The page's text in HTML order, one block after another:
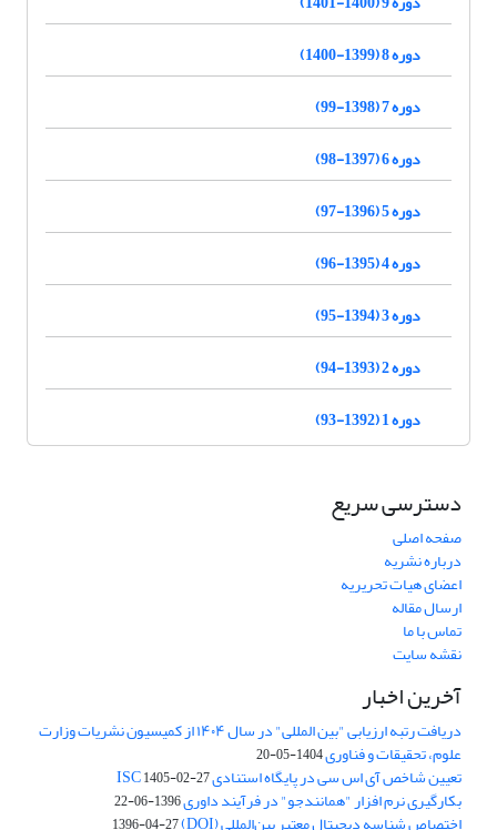
دوره 8 (1399-1400)
دوره 7 (1398-99)
دوره 6 (1397-98)
دوره 5 (1396-97)
دوره 4 (1395-96)
دوره 3 (1394-95)
دوره 2 (1393-94)
دوره 1 (1392-93)
دسترسی سریع
صفحه اصلی
درباره نشریه
اعضای هیات تحریریه
ارسال مقاله
تماس با ما
نقشه سایت
آخرین اخبار
دریافت رتبه ارزیابی "بین المللی" در سال ۱۴۰۴ از کمیسیون نشریات وزارت
علوم، تحقیقات و فناوری1404-05-20
تعیین شاخص آی اس سی در پایگاه استنادی ISC1405-02-27
بکارگیری نرم افزار "همانندجو" در فرآیند داوری1396-06-22
اختصاص شناسه دیجیتال معتبر بین‌المللی (DOI) 1396-04-27